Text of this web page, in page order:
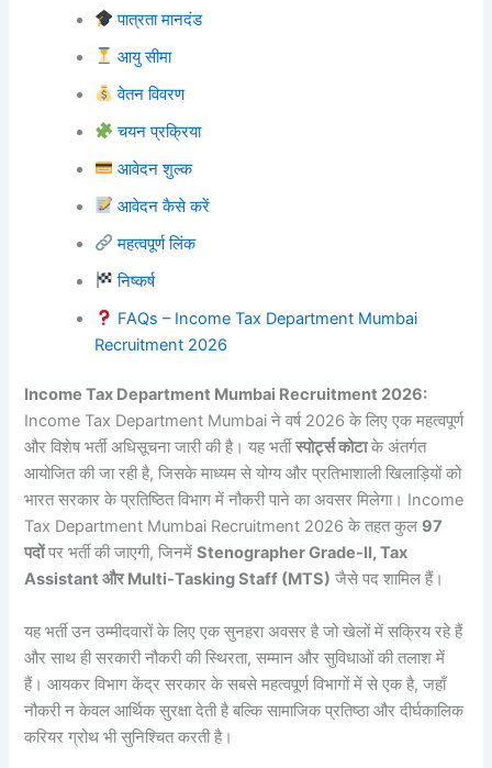
पात्रता मानदंड
आयु सीमा
वेतन विवरण
चयन प्रक्रिया
आवेदन शुल्क
आवेदन कैसे करें
महत्वपूर्ण लिंक
निष्कर्ष
FAQs – Income Tax Department Mumbai
Recruitment 2026
Income Tax Department Mumbai Recruitment 2026:
Income Tax Department Mumbai ने वर्ष 2026 के लिए एक महत्वपूर्ण
और विशेष भर्ती अधिसूचना जारी की है। यह भर्तीस्पोर्ट्स कोटाके अंतर्गत
आयोजित की जा रही है, जिसके माध्यम से योग्य और प्रतिभाशाली खिलाड़ियों को
भारत सरकार के प्रतिष्ठित विभाग में नौकरी पाने का अवसर मिलेगा। Income
Tax Department Mumbai Recruitment 2026 के तहत कुल 97
पदोंपर भर्ती की जाएगी, जिनमेंStenographer Grade-II, Tax
Assistant और Multi-Tasking Staff (MTS) जैसे पद शामिल हैं।
यह भर्ती उन उम्मीदवारों के लिए एक सुनहरा अवसर है जो खेलों में सक्रिय रहे हैं
और साथ ही सरकारी नौकरी की स्थिरता, सम्मान और सुविधाओं की तलाश में
हैं। आयकर विभाग केंद्र सरकार के सबसे महत्वपूर्ण विभागों में से एक है, जहाँ
नौकरी न केवल आर्थिक सुरक्षा देती है बल्कि सामाजिक प्रतिष्ठा और दीर्घकालिक
करियर ग्रोथ भी सुनिश्चित करती है।